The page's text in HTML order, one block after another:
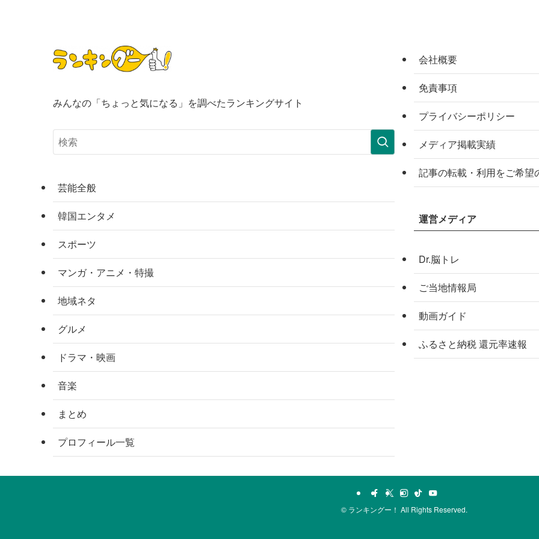
みんなの「ちょっと気になる」を調べたランキングサイト
芸能全般
韓国エンタメ
スポーツ
マンガ・アニメ・特撮
地域ネタ
グルメ
ドラマ・映画
音楽
まとめ
プロフィール一覧
会社概要
免責事項
プライバシーポリシー
メディア掲載実績
記事の転載・利用をご希望
運営メディア
Dr.脳トレ
ご当地情報局
動画ガイド
ふるさと納税 還元率速報
© ランキングー！ All Rights Reserved.